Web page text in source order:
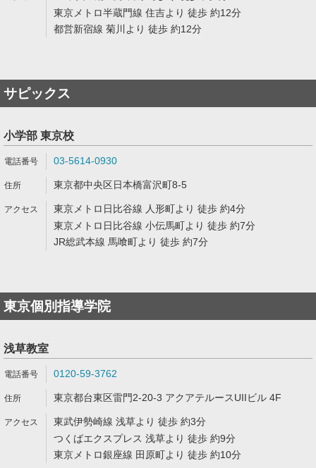
東京メトロ半蔵門線 住吉より 徒歩 約12分
都営新宿線 菊川より 徒歩 約12分
サピックス
小学部 東京校
03-5614-0930
東京都中央区日本橋富沢町8-5
東京メトロ日比谷線 人形町より 徒歩 約4分
東京メトロ日比谷線 小伝馬町より 徒歩 約7分
JR総武本線 馬喰町より 徒歩 約7分
東京個別指導学院
浅草教室
0120-59-3762
東京都台東区雷門2-20-3 アクアテルースUIIビル 4F
東武伊勢崎線 浅草より 徒歩 約3分
つくばエクスプレス 浅草より 徒歩 約9分
東京メトロ銀座線 田原町より 徒歩 約10分